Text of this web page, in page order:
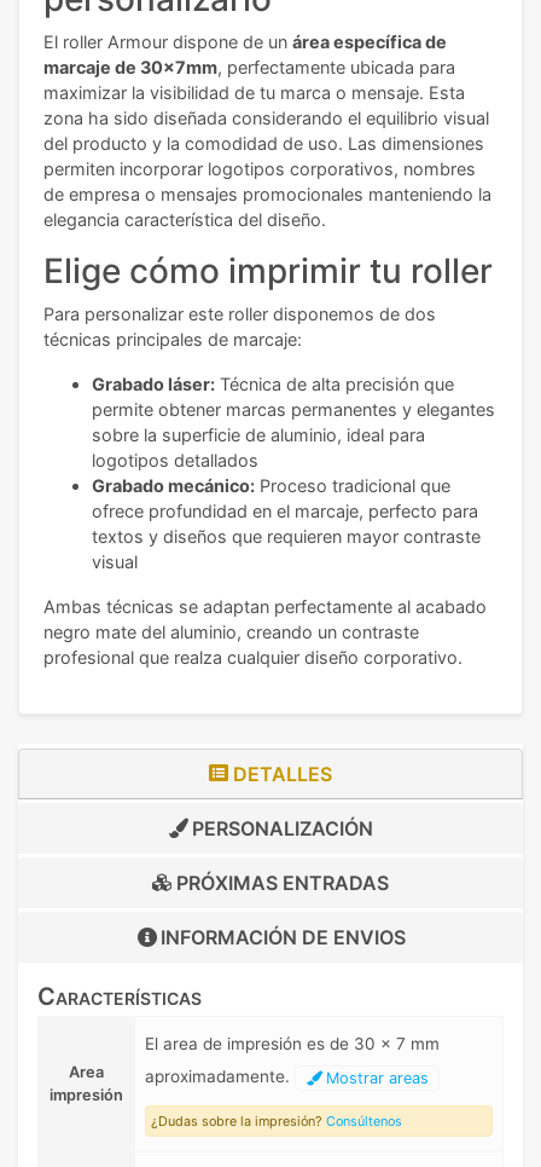
El roller Armour dispone de un área específica de
marcaje de 30x7mm, perfectamente ubicada para
maximizar la visibilidad de tu marca o mensaje. Esta
zona ha sido diseñada considerando el equilibrio visual
del producto y la comodidad de uso. Las dimensiones
permiten incorporar logotipos corporativos, nombres
de empresa o mensajes promocionales manteniendo la
elegancia característica del diseño.
Elige cómo imprimir tu roller
Para personalizar este roller disponemos de dos
técnicas principales de marcaje:
Grabado láser: Técnica de alta precisión que
permite obtener marcas permanentes y elegantes
sobre la superficie de aluminio, ideal para
logotipos detallados
Grabado mecánico: Proceso tradicional que
ofrece profundidad en el marcaje, perfecto para
textos y diseños que requieren mayor contraste
visual
Ambas técnicas se adaptan perfectamente al acabado
negro mate del aluminio, creando un contraste
profesional que realza cualquier diseño corporativo.
DETALLES
PERSONALIZACIÓN
PRÓXIMAS ENTRADAS
INFORMACIÓN DE ENVIOS
Características
Area
impresión
El area de impresión es de 30 x 7 mm
aproximadamente.
Mostrar areas
¿Dudas sobre la impresión? Consúltenos